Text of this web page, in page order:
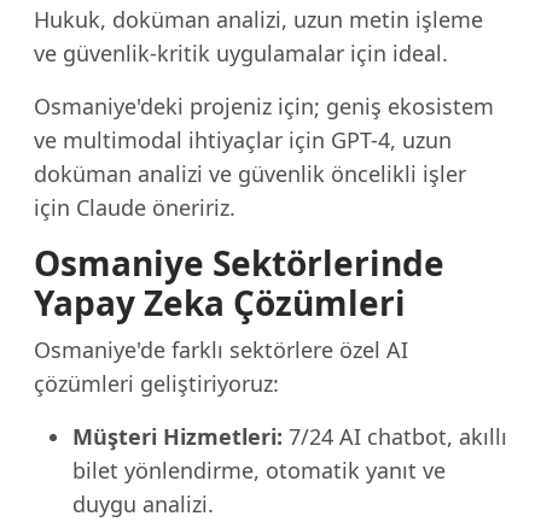
Hukuk, doküman analizi, uzun metin işleme
ve güvenlik-kritik uygulamalar için ideal.
Osmaniye'deki projeniz için; geniş ekosistem
ve multimodal ihtiyaçlar için GPT-4, uzun
doküman analizi ve güvenlik öncelikli işler
için Claude öneririz.
Osmaniye Sektörlerinde
Yapay Zeka Çözümleri
Osmaniye'de farklı sektörlere özel AI
çözümleri geliştiriyoruz:
Müşteri Hizmetleri: 7/24 AI chatbot, akıllı
bilet yönlendirme, otomatik yanıt ve
duygu analizi.